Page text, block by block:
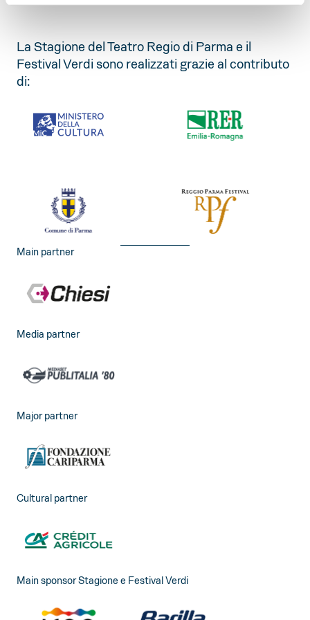
La Stagione del Teatro Regio di Parma e il
Festival Verdi sono realizzati grazie al contributo
di:
Main partner
Media partner
Major partner
Cultural partner
Main sponsor Stagione e Festival Verdi